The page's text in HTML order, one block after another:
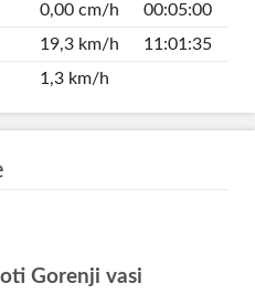
0,00 cm/h
00:05:00
19,3 km/h
11:01:35
1,3 km/h
Gorenji vasi